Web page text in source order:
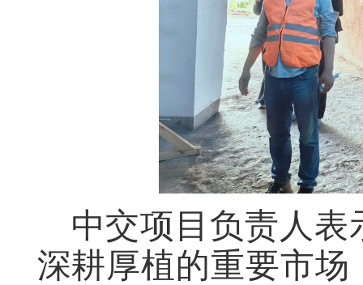
中交项目负责人
深耕厚植的重要市